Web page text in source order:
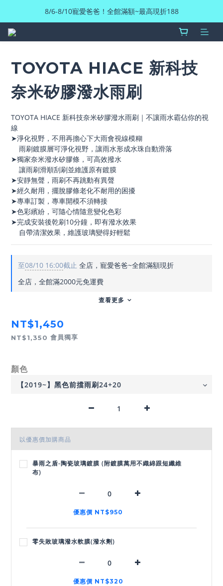
8/6-8/10寵愛爸爸！全館滿額~最高現折188
TOYOTA HIACE 新科技
奈米矽膠潑水雨刷
TOYOTA HIACE 新科技奈米矽膠潑水雨刷｜不讓雨水霸佔你的視
線
➤淨化視野，不用再擔心下大雨會視線模糊
    雨刷鍍膜層可淨化視野，讓雨水形成水珠自動滑落
➤獨家奈米潑水矽膠條，可高效撥水
    讓雨刷滑順刮刷並維護原有鍍膜
➤安靜無聲，雨刷不再跳動有異聲
➤經久耐用，擺脫膠條老化不耐用的困擾
➤專車訂製，專車開模不須轉接
➤色彩繽紛，可隨心情隨意變化色彩
➤完成安裝後乾刷10分鐘，即有潑水效果
    自帶清潔效果，維護玻璃變得好輕鬆
至08/10 16:00截止 全店，寵愛爸爸~全館滿額現折
全店，全館滿2000元免運費
查看更多
NT$1,450
NT$1,350 會員獨享
顏色
以優惠價加購商品
暴雨之盾-陶瓷玻璃鍍膜 (附鍍膜萬用不織綿跟短纖維
布)
優惠價 NT$950
零失敗玻璃潑水軟膜(潑水劑)
優惠價 NT$320